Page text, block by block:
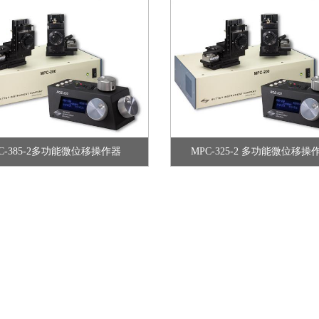
385-2多功能微位移操作器 MPC-325-2 多功能微位移操